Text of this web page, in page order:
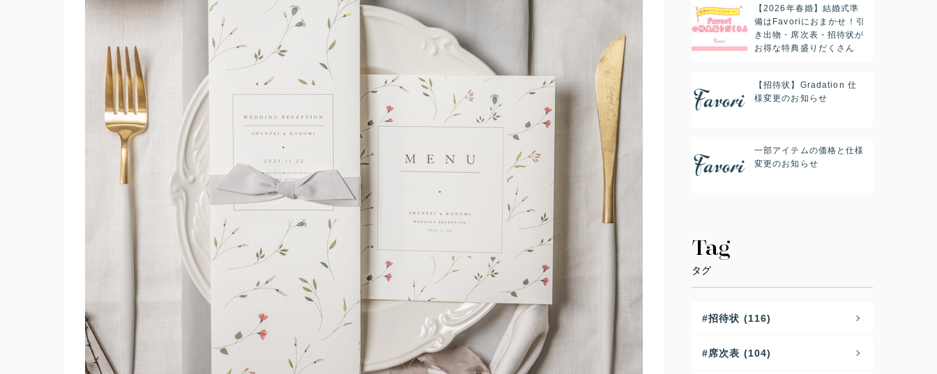
【2026年春婚】結婚式準
備はFavoriにおまかせ！引
き出物・席次表・招待状が
お得な特典盛りだくさん
【招待状】Gradation 仕
様変更のお知らせ
一部アイテムの価格と仕様
変更のお知らせ
Tag
タグ
招待状 (116)
席次表 (104)